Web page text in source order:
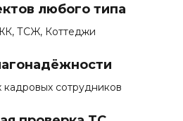
любого типа
ТСЖ, Коттеджи
кадровых сотрудников